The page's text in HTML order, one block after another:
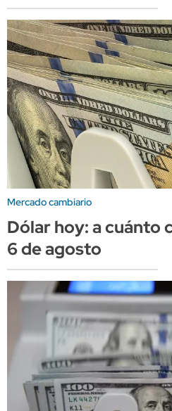
Mercado cambiario
Dólar hoy: a cuánto
6 de agosto